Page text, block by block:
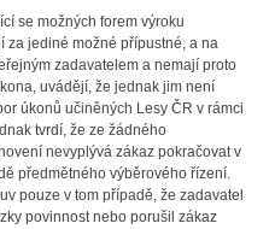
se možných forem výroku
za jediné možné přípustné, a na
zadavatelem a nemají proto
uvádějí, že jednak jim není
úkonů učiněných Lesy ČR v rámci
tvrdí, že ze žádného
nevyplývá zákaz pokračovat v
předmětného výběrového řízení.
pouze v tom případě, že zadavatel
povinnost nebo porušil zákaz